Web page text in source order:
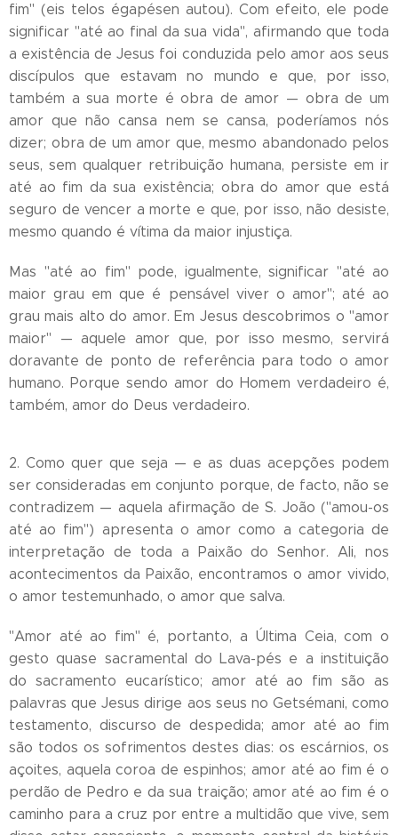
fim" (eis telos égapésen autou). Com efeito, ele pode
significar "até ao final da sua vida", afirmando que toda
a existência de Jesus foi conduzida pelo amor aos seus
discípulos que estavam no mundo e que, por isso,
também a sua morte é obra de amor — obra de um
amor que não cansa nem se cansa, poderíamos nós
dizer; obra de um amor que, mesmo abandonado pelos
seus, sem qualquer retribuição humana, persiste em ir
até ao fim da sua existência; obra do amor que está
seguro de vencer a morte e que, por isso, não desiste,
mesmo quando é vítima da maior injustiça.
Mas "até ao fim" pode, igualmente, significar "até ao
maior grau em que é pensável viver o amor"; até ao
grau mais alto do amor. Em Jesus descobrimos o "amor
maior" — aquele amor que, por isso mesmo, servirá
doravante de ponto de referência para todo o amor
humano. Porque sendo amor do Homem verdadeiro é,
também, amor do Deus verdadeiro.
2. Como quer que seja — e as duas acepções podem
ser consideradas em conjunto porque, de facto, não se
contradizem — aquela afirmação de S. João ("amou-os
até ao fim") apresenta o amor como a categoria de
interpretação de toda a Paixão do Senhor. Ali, nos
acontecimentos da Paixão, encontramos o amor vivido,
o amor testemunhado, o amor que salva.
"Amor até ao fim" é, portanto, a Última Ceia, com o
gesto quase sacramental do Lava-pés e a instituição
do sacramento eucarístico; amor até ao fim são as
palavras que Jesus dirige aos seus no Getsémani, como
testamento, discurso de despedida; amor até ao fim
são todos os sofrimentos destes dias: os escárnios, os
açoites, aquela coroa de espinhos; amor até ao fim é o
perdão de Pedro e da sua traição; amor até ao fim é o
caminho para a cruz por entre a multidão que vive, sem